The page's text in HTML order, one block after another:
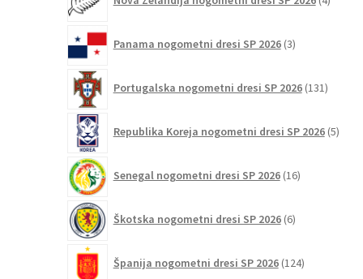
izdelki
Panama nogometni dresi SP 2026 3izdelki
Portugalska nogometni dresi SP 2026 131
Republika Koreja nogometni dresi SP 2026 5
Senegal nogometni dresi SP 2026 16izdelkov
Škotska nogometni dresi SP 2026 6izdelkov
Španija nogometni dresi SP 2026 124izdelkov